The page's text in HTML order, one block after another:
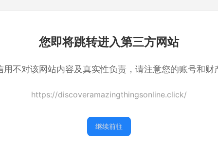
您即将跳转进入第三方网站
用不对该网站内容及真实性负责，请注意您的账号和财
https://discoveramazingthingsonline.click/
继续前往